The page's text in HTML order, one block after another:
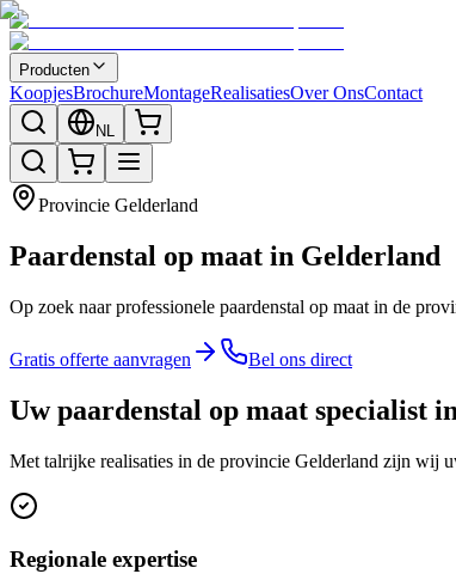
Producten
KoopjesBrochureMontageRealisatiesOver OnsContact
NL
Provincie Gelderland
Paardenstal op maat in Gelderland
Op zoek naar professionele paardenstal op maat in de
Gratis offerte aanvragen Bel ons direct
Uw paardenstal op maat specialist
Met talrijke realisaties in de provincie Gelderland zijn wij
Regionale expertise